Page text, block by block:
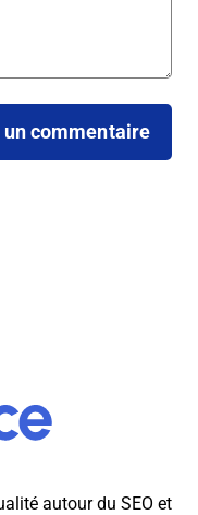
autour du SEO et